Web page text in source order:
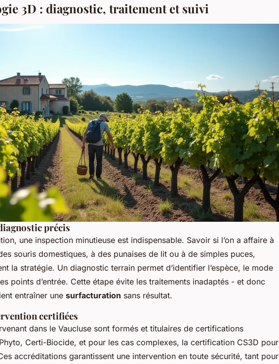
3D : diagnostic, traitement et suivi
précis
une inspection minutieuse est indispensable. Savoir si l’on a affaire à
souris domestiques, à des punaises de lit ou à de simples puces,
la stratégie. Un diagnostic terrain permet d’identifier l’espèce, le mode
points d’entrée. Cette étape évite les traitements inadaptés - et donc
entraîner une surfacturation sans résultat.
certifiées
dans le Vaucluse sont formés et titulaires de certifications
Certi-Biocide, et pour les cas complexes, la certification CS3D pour
accréditations garantissent une intervention en toute sécurité, tant pour